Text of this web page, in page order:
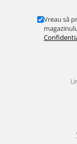
Vreau să